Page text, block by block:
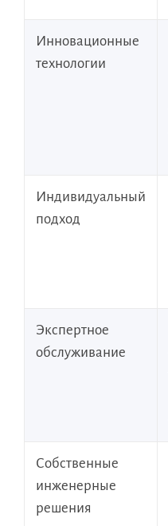
Инновационные
технологии
Индивидуальный
подход
Экспертное
обслуживание
Собственные
инженерные
решения